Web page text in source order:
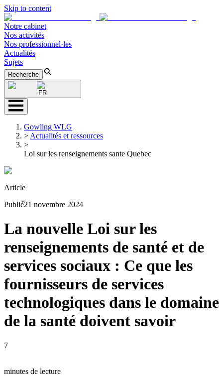
Skip to content
Notre cabinet
Nos activités
Nos professionnel·les
Actualités
Sujets
Recherche
FR
Gowling WLG
> Actualités et ressources
>
Loi sur les renseignements sante Quebec
Article
Publié21 novembre 2024
La nouvelle Loi sur les
renseignements de santé et de
services sociaux : Ce que les
fournisseurs de services
technologiques dans le domaine
de la santé doivent savoir
7
minutes de lecture